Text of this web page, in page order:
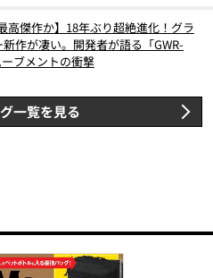
高傑作か】18年ぶり超絶進化！グラ
作が凄い。開発者が語る「GWR-
ブメントの衝撃
一覧を見る